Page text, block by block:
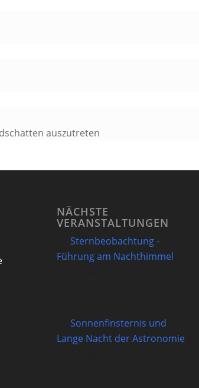
auszutreten
NÄCHSTE
VERANSTALTUNGEN
Sternbeobachtung -
Führung am Nachthimmel
Sonnenfinsternis und
Lange Nacht der Astronomie